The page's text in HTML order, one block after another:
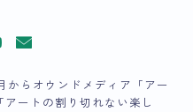
からオウンドメディア「アー
ートの割り切れない楽し